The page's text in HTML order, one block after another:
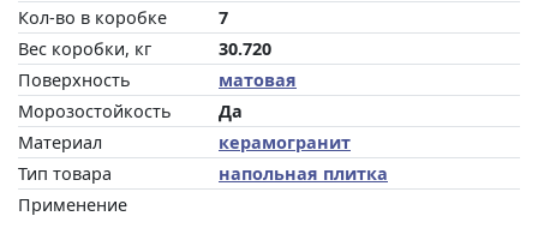
Кол-во в коробке
7
Вес коробки, кг
30.720
Поверхность
матовая
Морозостойкость
Да
Материал
керамогранит
Тип товара
напольная плитка
Применение